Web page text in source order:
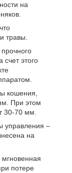
на
травы.
счет этого
кошения,
При этом
30-70 мм.
управления –
на
потере